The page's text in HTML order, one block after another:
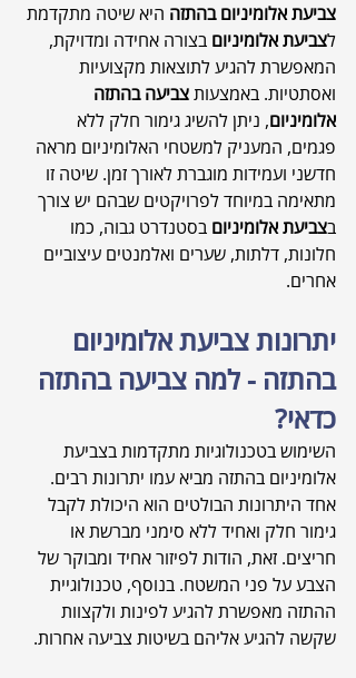
צביעת אלומיניום בהתזה היא שיטה מתקדמת
לצביעת אלומיניום בצורה אחידה ומדויקת,
המאפשרת להגיע לתוצאות מקצועיות
ואסתטיות. באמצעות צביעה בהתזה
אלומיניום, ניתן להשיג גימור חלק ללא
פגמים, המעניק למשטחי האלומיניום מראה
חדשני ועמידות מוגברת לאורך זמן. שיטה זו
מתאימה במיוחד לפרויקטים שבהם יש צורך
בצביעת אלומיניום בסטנדרט גבוה, כמו
חלונות, דלתות, שערים ואלמנטים עיצוביים
אחרים.
יתרונות צביעת אלומיניום
בהתזה - למה צביעה בהתזה
כדאי?
השימוש בטכנולוגיות מתקדמות בצביעת
אלומיניום בהתזה מביא עמו יתרונות רבים.
אחד היתרונות הבולטים הוא היכולת לקבל
גימור חלק ואחיד ללא סימני מברשת או
חריצים. זאת, הודות לפיזור אחיד ומבוקר של
הצבע על פני המשטח. בנוסף, טכנולוגיית
ההתזה מאפשרת להגיע לפינות ולקצוות
שקשה להגיע אליהם בשיטות צביעה אחרות.